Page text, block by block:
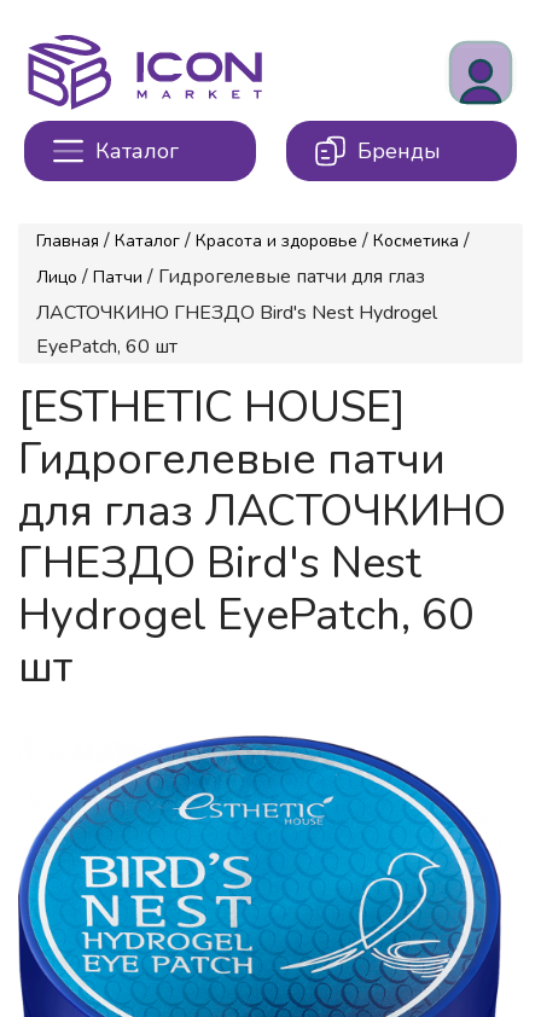
Каталог Бренды
Главная / Каталог / Красота и здоровье / Косметика /
Лицо / Патчи / Гидрогелевые патчи для глаз
ЛАСТОЧКИНО ГНЕЗДО Bird's Nest Hydrogel
EyePatch, 60 шт
[ESTHETIC HOUSE]
Гидрогелевые патчи
для глаз ЛАСТОЧКИНО
ГНЕЗДО Bird's Nest
Hydrogel EyePatch, 60
шт